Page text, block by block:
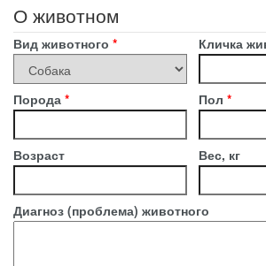
О животном
Вид животного * Кличка
Порода * Пол *
Возраст Вес, кг
Диагноз (проблема) животного